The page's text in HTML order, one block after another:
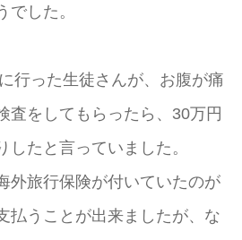
でした。
行った生徒さんが、お腹が痛
査をしてもらったら、30万円
したと言っていました。
外旅行保険が付いていたのが
払うことが出来ましたが、な